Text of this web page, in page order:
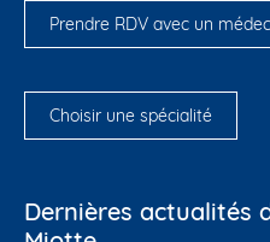
Prendre RDV avec un
Choisir une spécialité
Dernières actualités